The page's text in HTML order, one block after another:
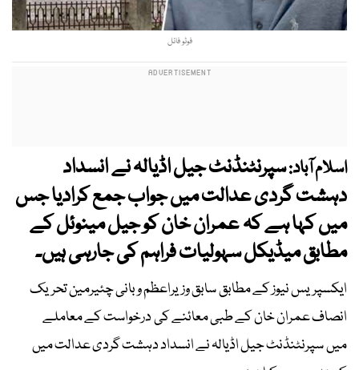
فوٹو فائل
اسلام آباد:سپرنٹنڈنٹ جیل اڈیالہ نے انسداد
دہشت گردی عدالت میں جواب جمع کرادیا جس
میں کہا ہے کہ عمران خان کو جیل مینوئل کے
مطابق میڈیکل سہولیات فراہم کی جارہی ہیں۔
ایکسپریس نیوز کے مطابق سابق وزیراعظم و بانی چئیرمین تحریک
انصاف عمران خان کے طبی معائنے کی درخواست کے معاملے
میں سپرنٹنڈنٹ جیل اڈیالہ نے انسداد دہشت گردی عدالت میں